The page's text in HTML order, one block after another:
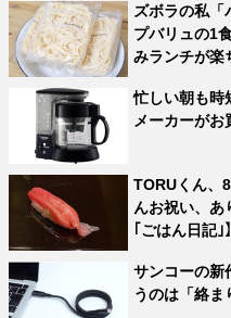
ズボラの私「
プバリュの1
みランチが楽
忙しい朝も時
メーカーがお
TORUくん、
んお祝い、あ
｢ごはん日記｣】
サンコーの新
うのは「絡ま